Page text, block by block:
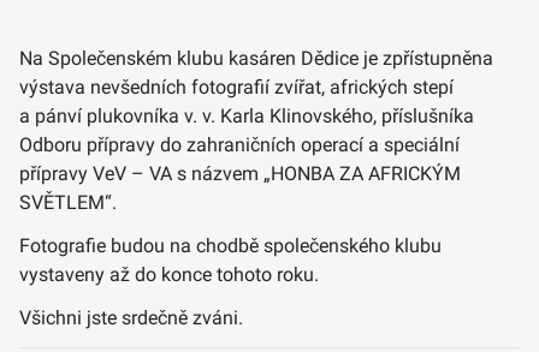
Na Společenském klubu kasáren Dědice je zpřístupněna
výstava nevšedních fotografií zvířat, afrických stepí
a pánví plukovníka v. v. Karla Klinovského, příslušníka
Odboru přípravy do zahraničních operací a speciální
přípravy VeV – VA s názvem „HONBA ZA AFRICKÝM
SVĚTLEM“.
Fotografie budou na chodbě společenského klubu
vystaveny až do konce tohoto roku.
Všichni jste srdečně zváni.